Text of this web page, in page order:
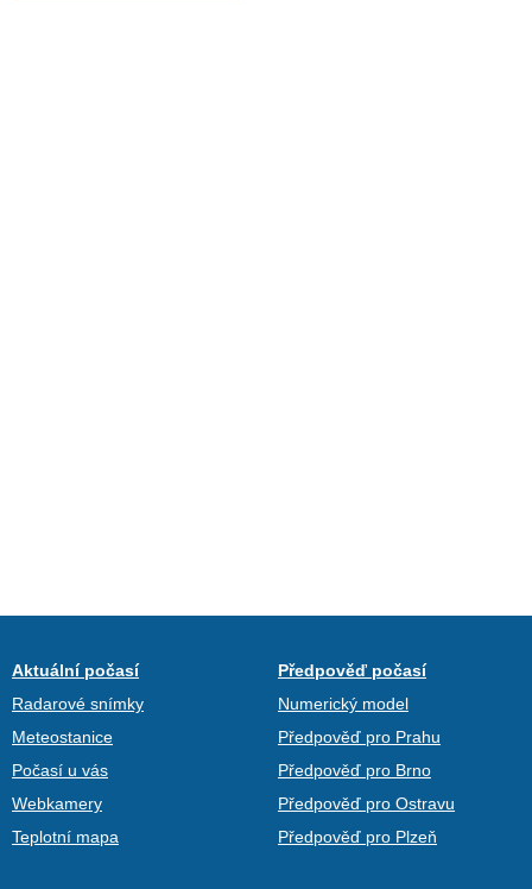
Aktuální počasí
Radarové snímky
Meteostanice
Počasí u vás
Webkamery
Teplotní mapa
Předpověď počasí
Numerický model
Předpověď pro Prahu
Předpověď pro Brno
Předpověď pro Ostravu
Předpověď pro Plzeň